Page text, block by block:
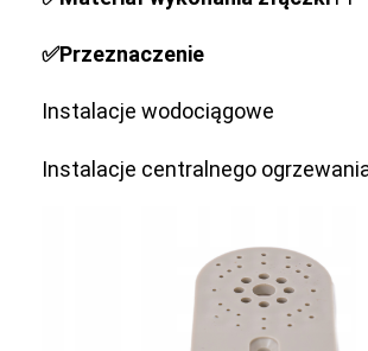
✅Przeznaczenie
Instalacje wodociągowe
Instalacje centralnego